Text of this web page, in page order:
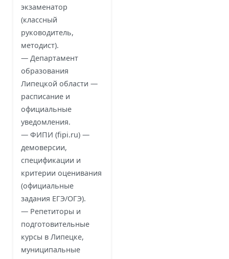
экзаменатор
(классный
руководитель,
методист).
— Департамент
образования
Липецкой области —
расписание и
официальные
уведомления.
— ФИПИ (fipi.ru) —
демоверсии,
спецификации и
критерии оценивания
(официальные
задания ЕГЭ/ОГЭ).
— Репетиторы и
подготовительные
курсы в Липецке,
муниципальные